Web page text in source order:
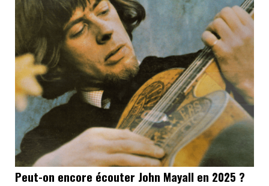
Peut-on encore écouter John Mayall en 2025 ?